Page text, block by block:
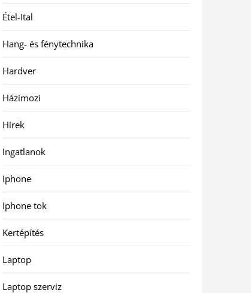
Étel-Ital
Hang- és fénytechnika
Hardver
Házimozi
Hírek
Ingatlanok
Iphone
Iphone tok
Kertépítés
Laptop
Laptop szerviz